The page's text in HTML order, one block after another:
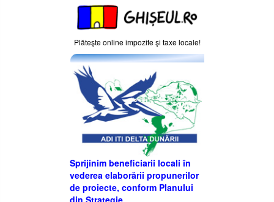
Plăteşte online impozite şi taxe locale!
Sprijinim beneficiarii locali în
vederea elaborării propunerilor
de proiecte, conform Planului